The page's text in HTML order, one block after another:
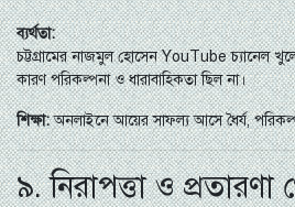
ব্যর্থতা:
চট্টগ্রামের নাজমুল হোসেন YouTube চ্যানেল
কারণ পরিকল্পনা ও ধারাবাহিকতা ছিল না।
শিক্ষা:অনলাইনে আয়ের সাফল্য আসে ধৈর্য,
৯. নিরাপত্তা ও